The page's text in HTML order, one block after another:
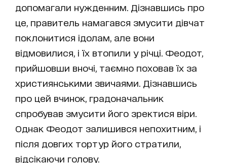
допомагали нужденним. Дізнавшись про
це, правитель намагався змусити дівчат
поклонитися ідолам, але вони
відмовилися, і їх втопили у річці. Феодот,
прийшовши вночі, таємно поховав їх за
християнськими звичаями. Дізнавшись
про цей вчинок, градоначальник
спробував змусити його зректися віри.
Однак Феодот залишився непохитним, і
після довгих тортур його стратили,
відсікаючи голову.